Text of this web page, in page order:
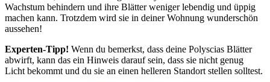
Wachstum behindern und ihre Blätter weniger lebendig und üppig
machen kann. Trotzdem wird sie in deiner Wohnung wunderschön
aussehen!
Experten-Tipp! Wenn du bemerkst, dass deine Polyscias Blätter
abwirft, kann das ein Hinweis darauf sein, dass sie nicht genug
Licht bekommt und du sie an einen helleren Standort stellen solltest.